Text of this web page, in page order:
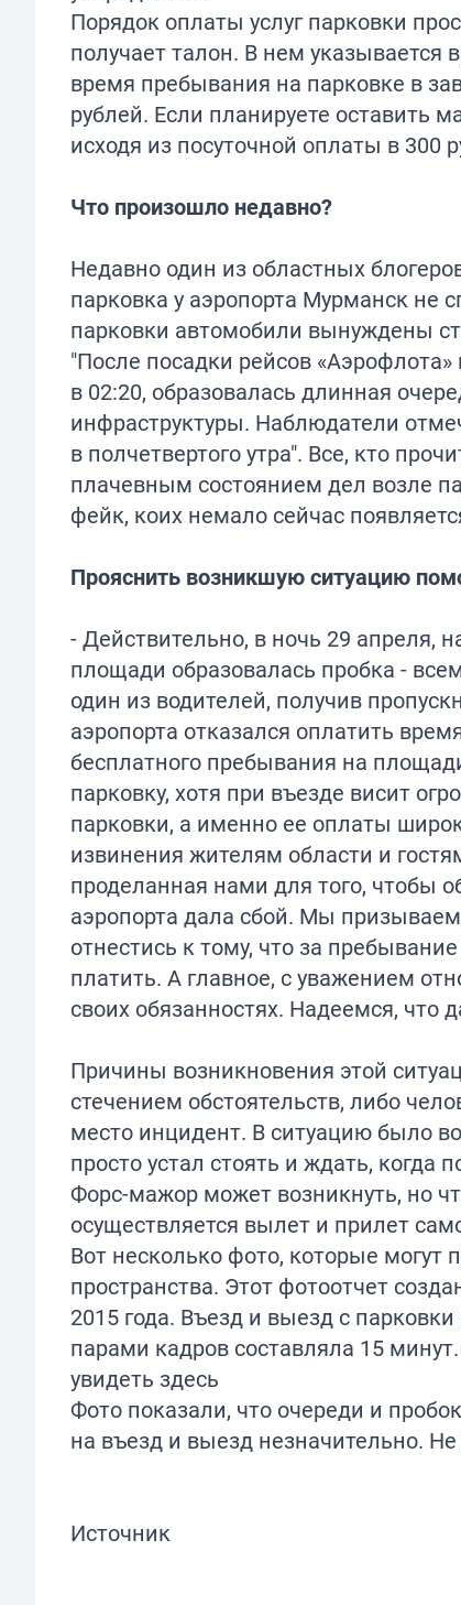
Порядок оплаты услуг парковки
получает талон. В нем
время пребывания на парковке в
рублей. Если планируете оставить
исходя из посуточной оплаты в 300
Что произошло недавно?
Недавно один из областных
парковка у аэропорта Мурманск не
парковки автомобили вынуждены
"После посадки рейсов
в 02:20, образовалась длинная
инфраструктуры. Наблюдатели
в полчетвертого утра". Все, кто
плачевным состоянием дел возле
фейк, коих немало сейчас
Прояснить возникшую ситуацию
- Действительно, в ночь 29 апреля,
площади образовалась пробка -
один из водителей, получив
аэропорта отказался оплатить
бесплатного пребывания на
парковку, хотя при въезде висит
парковки, а именно ее оплаты
извинения жителям области и
проделанная нами для того, чтобы
аэропорта дала сбой. Мы
отнестись к тому, что за
платить. А главное, с уважением
своих обязанностях. Надеемся, что
Причины возникновения этой
стечением обстоятельств, либо
место инцидент. В ситуацию было
просто устал стоять и ждать, когда
Форс-мажор может возникнуть, но
осуществляется вылет и прилет
Вот несколько фото, которые могут
пространства. Этот фотоотчет
2015 года. Въезд и выезд с
парами кадров составляла 15
увидеть здесь
Фото показали, что очереди и
на въезд и выезд незначительно.
Источник